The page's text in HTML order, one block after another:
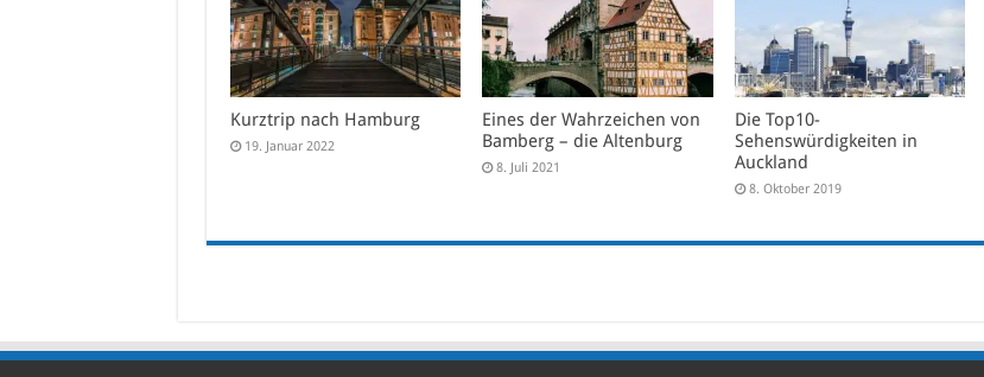
Kurztrip nach Hamburg
19. Januar 2022
Eines der Wahrzeichen von
Bamberg – die Altenburg
8. Juli 2021
Die Top10-
Sehenswürdigkeiten in
Auckland
8. Oktober 2019